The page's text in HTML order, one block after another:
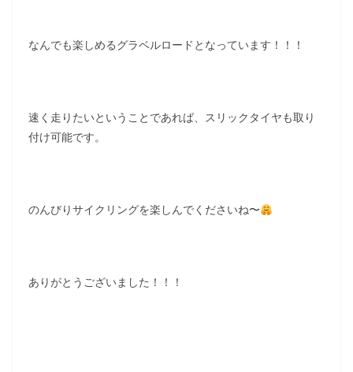
なんでも楽しめるグラベルロードとなっています！！！
速く走りたいということであれば、スリックタイヤも取り
付け可能です。
のんびりサイクリングを楽しんでくださいね〜
ありがとうございました！！！